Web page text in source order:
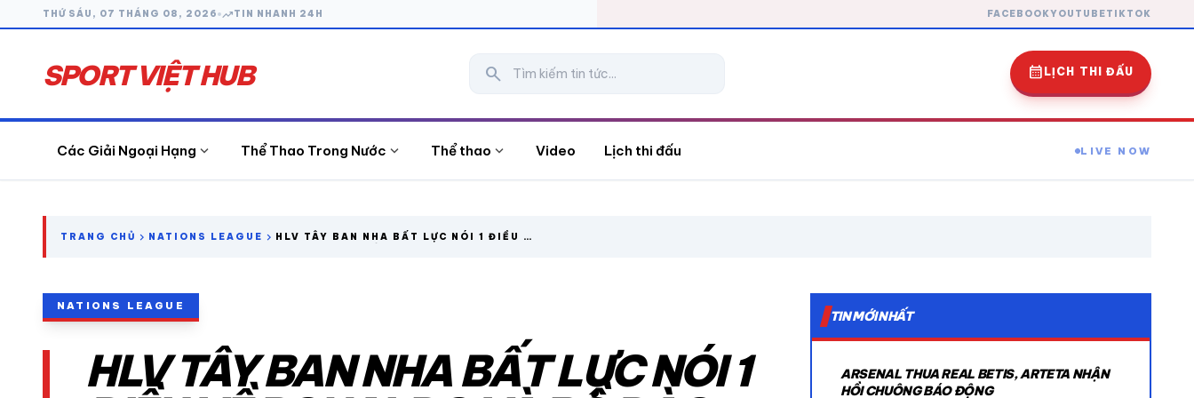
THỨ SÁU, 07 THÁNG 08, 2026 trending_upTIN NHANH 24H FACEBOOKYOUTUBETIKTOK
SPORT VIỆT HUB search calendar_month LỊCH THI ĐẤU
Các Giải Ngoại Hạng expand_more Thể Thao Trong Nước expand_more Thể thao expand_more Video Lịch thi đấu LIVE NOW
expand_more
THỂ THAO
TRANG CHỦ chevron_right NATIONS LEAGUE chevron_right HLV TÂY BAN NHA BẤT LỰC NÓI 1 ĐIỀU VỀ
NATIONS LEAGUE
HLV TÂY BAN NHA BẤT LỰC NÓI 1
TIN MỚI NHẤT
ARSENAL THUA REAL BETIS, ARTETA NHẬN
HỒI CHUÔNG BÁO ĐỘNG